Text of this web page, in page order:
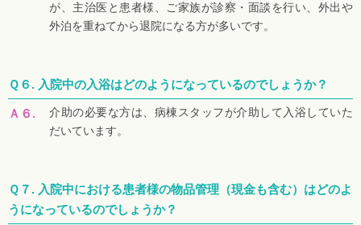
が、主治医と患者様、ご家族が診察・面談を行い、外出や
外泊を重ねてから退院になる方が多いです。
Ｑ６. 入院中の入浴はどのようになっているのでしょうか？
Ａ６.
介助の必要な方は、病棟スタッフが介助して入浴していた
だいています。
Ｑ７. 入院中における患者様の物品管理（現金も含む）はどのよ
うになっているのでしょうか？